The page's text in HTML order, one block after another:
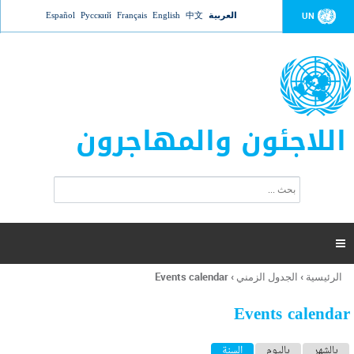
Jump to navigation UN العربية 中文
English
Français
Русский
Español
اللاجئون والمهاجرون
ت
ر
ل
ح
ب

أنت
هنا
الرئيسية › الجدول الزمني ›
Events calendar
Events calendar